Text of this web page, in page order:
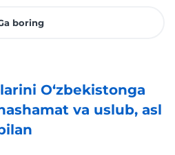
boring
O‘zbekistonga
va uslub, asl